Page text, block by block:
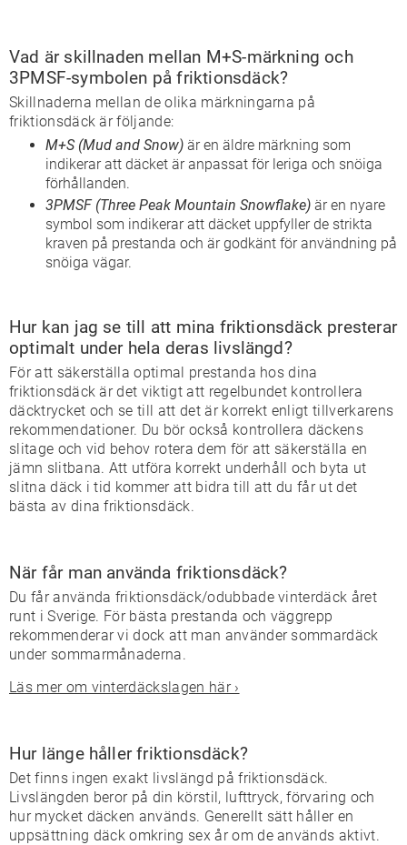
Vad är skillnaden mellan M+S-märkning och
3PMSF-symbolen på friktionsdäck?
Skillnaderna mellan de olika märkningarna på
friktionsdäck är följande:
M+S (Mud and Snow) är en äldre märkning som
indikerar att däcket är anpassat för leriga och snöiga
förhållanden.
3PMSF (Three Peak Mountain Snowflake) är en nyare
symbol som indikerar att däcket uppfyller de strikta
kraven på prestanda och är godkänt för användning på
snöiga vägar.
Hur kan jag se till att mina friktionsdäck presterar
optimalt under hela deras livslängd?
För att säkerställa optimal prestanda hos dina
friktionsdäck är det viktigt att regelbundet kontrollera
däcktrycket och se till att det är korrekt enligt tillverkarens
rekommendationer. Du bör också kontrollera däckens
slitage och vid behov rotera dem för att säkerställa en
jämn slitbana. Att utföra korrekt underhåll och byta ut
slitna däck i tid kommer att bidra till att du får ut det
bästa av dina friktionsdäck.
När får man använda friktionsdäck?
Du får använda friktionsdäck/odubbade vinterdäck året
runt i Sverige. För bästa prestanda och väggrepp
rekommenderar vi dock att man använder sommardäck
under sommarmånaderna.
Läs mer om vinterdäckslagen här ›
Hur länge håller friktionsdäck?
Det finns ingen exakt livslängd på friktionsdäck.
Livslängden beror på din körstil, lufttryck, förvaring och
hur mycket däcken används. Generellt sätt håller en
uppsättning däck omkring sex år om de används aktivt.